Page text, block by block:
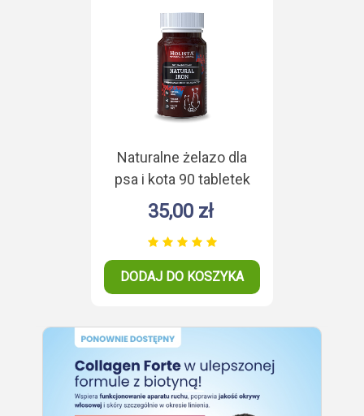
Naturalne żelazo dla
psa i kota 90 tabletek
35,00 zł
DODAJ DO KOSZYKA